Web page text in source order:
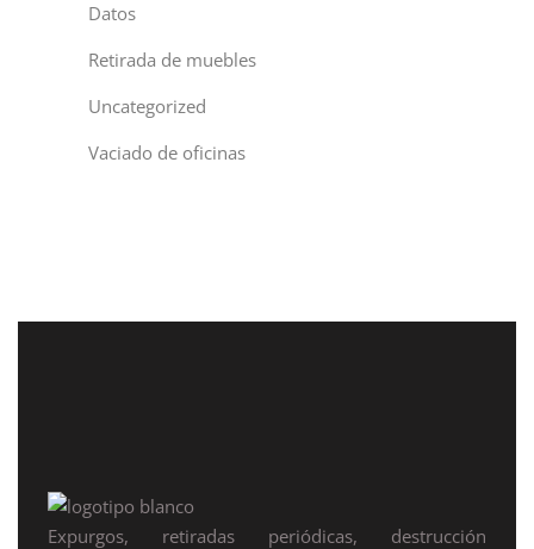
Datos
Retirada de muebles
Uncategorized
Vaciado de oficinas
Expurgos, retiradas periódicas, destrucción